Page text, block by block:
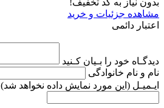
بدون نیاز به کد تخفیف!
مشاهده جزئیات و خرید
اعتبار دائمی
دیدگـاه خود را بـیان کـنید
نام و نام خانوادگی
ایـمیـل (این مورد نمایش داده نخواهد شد)